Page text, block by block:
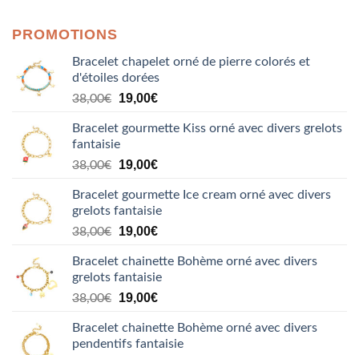
PROMOTIONS
Bracelet chapelet orné de pierre colorés et
d'étoiles dorées
38,00€
Le
initial
était :
38,00€.
19,00€Le
actuel
19,00€.
Bracelet gourmette Kiss orné avec divers grelots
fantaisie
38,00€
Le
initial
était :
38,00€.
19,00€Le
actuel
est :
19,00€.
Bracelet gourmette Ice cream orné avec divers
grelots fantaisie
38,00€
Le
initial
était :
38,00€.
19,00€Le
actuel
est :
19,00€.
Bracelet chainette Bohème orné avec divers
grelots fantaisie
38,00€
Le
initial
était :
19,00€Le
actuel
est :
Bracelet chainette Bohème orné avec divers
pendentifs fantaisie